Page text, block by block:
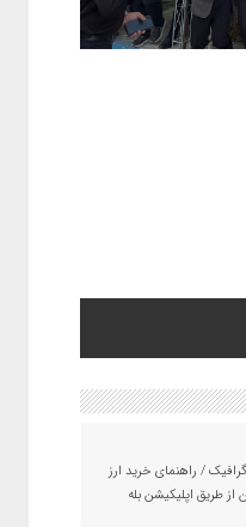
/ راهنمای خرید ارز
از طریق اپلیکیشن بله